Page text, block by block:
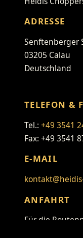
ADRESSE
Senftenberger
03205 Calau
Deutschland
TELEFON &
Tel.: +49 3541
Fax: +49 3541
E-MAIL
ANFAHRT
Für die